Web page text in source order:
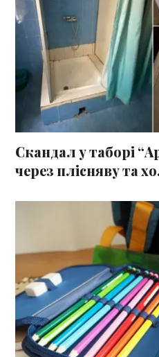
Скандал у таборі
через плісняву та